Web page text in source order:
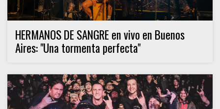
HERMANOS DE SANGRE en vivo en Buenos
Aires: "Una tormenta perfecta"